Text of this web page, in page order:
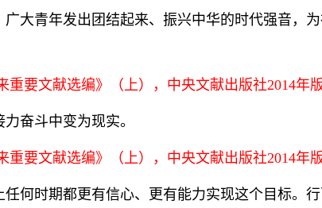
大青年发出团结起来、振兴中华的时代强音，
要文献选编》（上），中央文献出版社2014年
奋斗中变为现实。
要文献选编》（上），中央文献出版社2014年
何时期都更有信心、更有能力实现这个目标。行